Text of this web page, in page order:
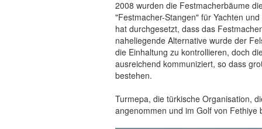
2008 wurden die Festmacherbäume
"Festmacher-Stangen" für Yachten
hat durchgesetzt, dass das
naheliegende Alternative wurde der
die Einhaltung zu kontrollieren, doch
ausreichend kommuniziert, so dass
bestehen.
Turmepa, die türkische Organisation,
angenommen und im Golf von